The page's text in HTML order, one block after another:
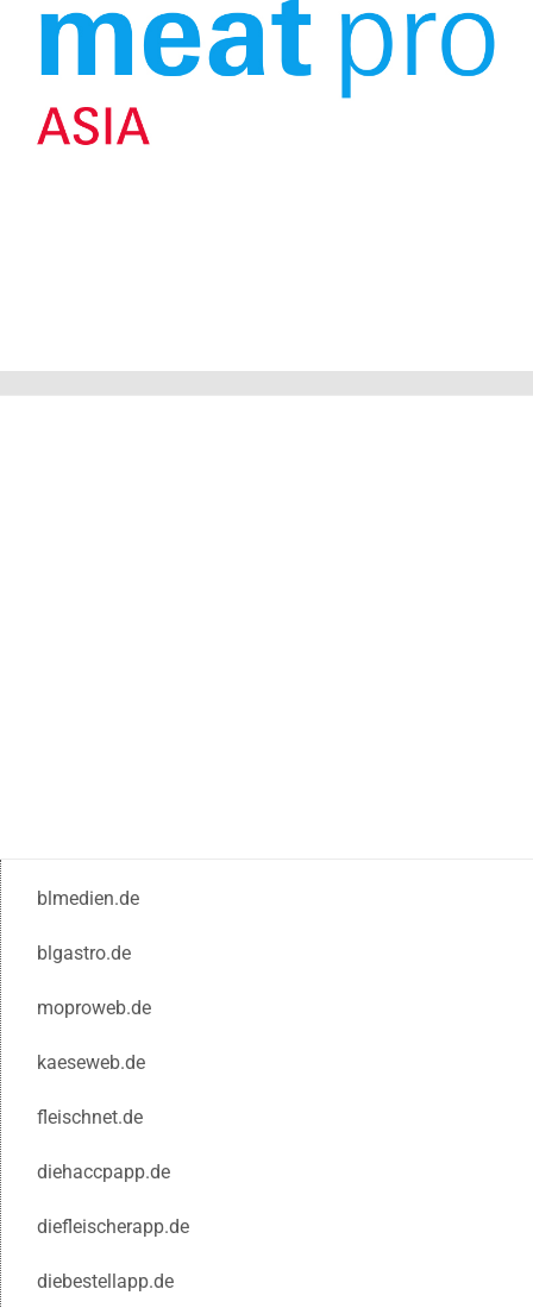
blmedien.de
blgastro.de
moproweb.de
kaeseweb.de
fleischnet.de
diehaccpapp.de
diefleischerapp.de
diebestellapp.de